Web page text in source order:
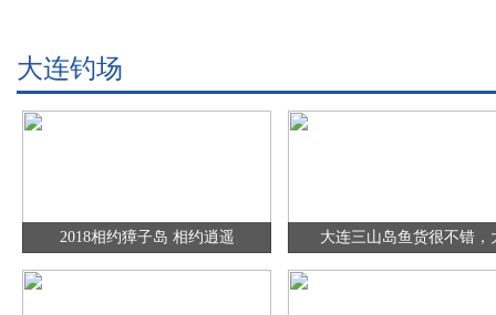
大连钓场
2018相约獐子岛 相约逍遥 大连三山岛鱼货很不错，